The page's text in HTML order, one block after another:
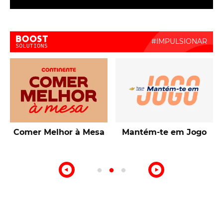
Boost Activate
Talentos de Lisboa
10ª Edição Prémio